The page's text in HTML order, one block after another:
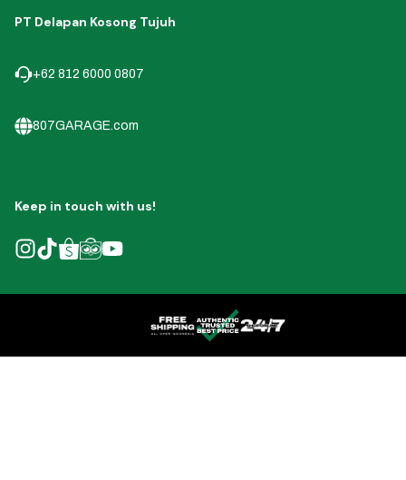
PT Delapan Kosong Tujuh
+62 812 6000 0807
807GARAGE.com
Keep in touch with us!